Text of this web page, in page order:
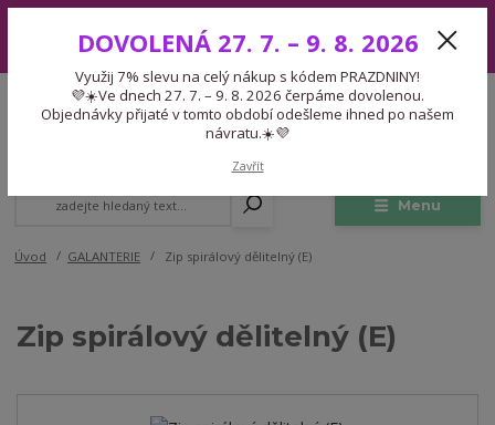
7. – 9. 8. 2026 čerpáme dovolenou. Objednávky přijaté v tomto období
odešleme ihned po našem návratu.☀️💜
Menu
CZK
Expedice 775 866 913
Po-Čt 9-15:30 Pá 9-14:30 Pauza 13-13:45
Úvod GALANTERIE Zip spirálový dělitelný (E)
Zip spirálový dělitelný (E)
DOVOLENÁ 27. 7. – 9. 8. 2026
Využij 7% slevu na celý nákup s kódem PRAZDNINY!
💜☀️Ve dnech 27. 7. – 9. 8. 2026 čerpáme dovolenou.
Objednávky přijaté v tomto období odešleme ihned po našem
návratu.☀️💜
Zavřít